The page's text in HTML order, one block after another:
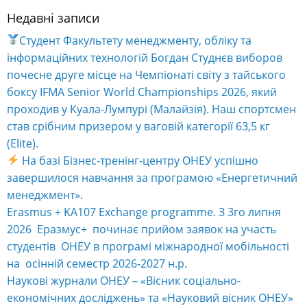
Alternative:
Недавні записи
Студент Факультету менеджменту, обліку та
інформаційних технологій Богдан Студнєв виборов
почесне друге місце на Чемпіонаті світу з тайського
боксу IFMA Senior World Championships 2026, який
проходив у Куала-Лумпурі (Малайзія). Наш спортсмен
став срібним призером у ваговій категорії 63,5 кг
(Elite).
На базі Бізнес-тренінг-центру ОНЕУ успішно
завершилося навчання за програмою «Енергетичний
менеджмент».
Erasmus + KA107 Exchange programme. З 3го липня
2026 Еразмус+ починає прийом заявок на участь
студентів ОНЕУ в програмі міжнародної мобільності
на осінній семестр 2026-2027 н.р.
Наукові журнали ОНЕУ – «Вісник соціально-
економічних досліджень» та «Науковий вісник ОНЕУ»